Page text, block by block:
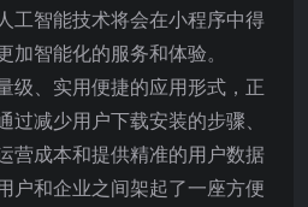
工智能技术将会在小程序中得
智能化的服务和体验。
级、实用便捷的应用形式，正
减少用户下载安装的步骤、
营成本和提供精准的用户数据
户和企业之间架起了一座方便